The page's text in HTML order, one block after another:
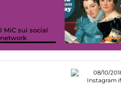
I MiC sui social
network